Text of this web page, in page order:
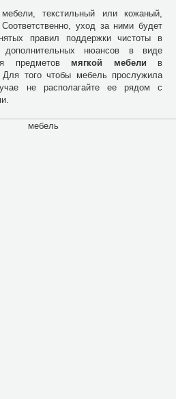
текстильный или кожаный,
уход за ними будет
правил поддержки чистоты в
нюансов в виде
предметов мягкой мебели в
того чтобы мебель прослужила
не располагайте ее рядом с